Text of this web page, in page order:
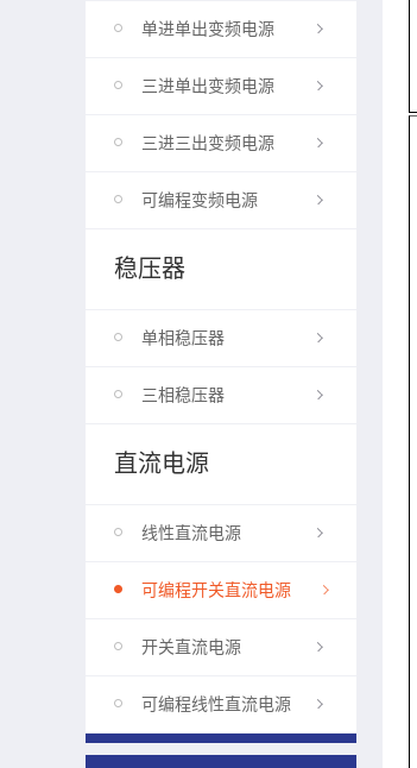
单进单出变频电源
三进单出变频电源
三进三出变频电源
可编程变频电源
稳压器
单相稳压器
三相稳压器
直流电源
线性直流电源
可编程开关直流电源
开关直流电源
可编程线性直流电源